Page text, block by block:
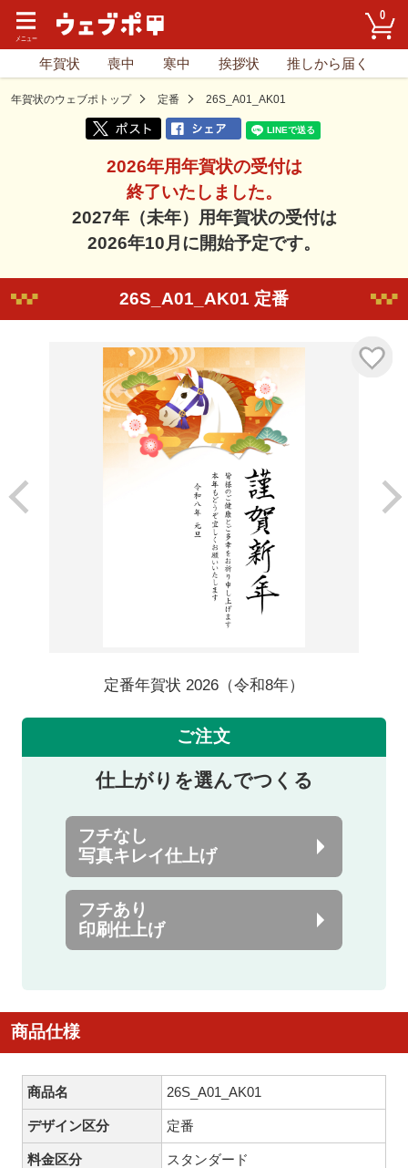
0
年賀状 喪中 寒中 挨拶状 推しから届く
年賀状のウェブポトップ 定番 26S_A01_AK01
2026年用年賀状の受付は
終了いたしました。
2027年（未年）用年賀状の受付は
2026年10月に開始予定です。
26S_A01_AK01 定番
定番年賀状 2026（令和8年）
ご注文
仕上がりを選んでつくる
フチなし
写真キレイ仕上げ
フチあり
印刷仕上げ
商品仕様
商品名 26S_A01_AK01
デザイン区分 定番
料金区分 スタンダード